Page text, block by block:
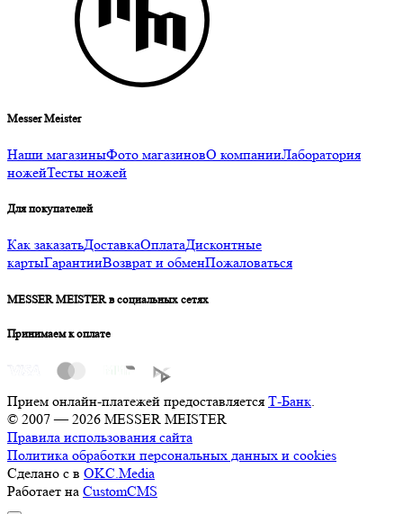
Messer Meister
Наши магазиныФото магазиновО компанииЛаборатория
ножейТесты ножей
Для покупателей
Как заказатьДоставкаОплатаДисконтные
картыГарантииВозврат и обменПожаловаться
MESSER MEISTER в социальных сетях
Принимаем к оплате
Прием онлайн-платежей предоставляется Т-Банк.
© 2007 — 2026 MESSER MEISTER
Правила использования сайта
Политика обработки персональных данных и cookies
Сделано с в OKC.Media
Работает на CustomCMS